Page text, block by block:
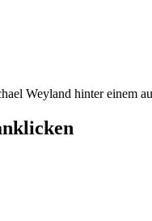
Weyland hinter einem